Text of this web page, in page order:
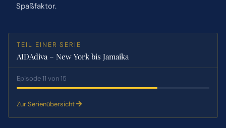
Spaßfaktor.
TEIL EINER SERIE
AIDAdiva – New York bis Jamaika
Episode 11 von 15
Zur Serienübersicht